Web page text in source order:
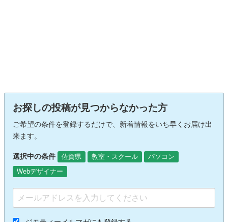
お探しの投稿が見つからなかった方
ご希望の条件を登録するだけで、新着情報をいち早くお届け出
来ます。
選択中の条件 佐賀県 教室・スクール
パソコン
Webデザイナー